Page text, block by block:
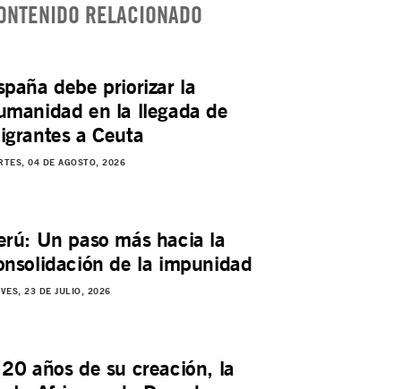
RELACIONADO
debe priorizar la
en la llegada de
a Ceuta
04 DE AGOSTO, 2026
Un paso más hacia la
de la impunidad
23 DE JULIO, 2026
años de su creación, la